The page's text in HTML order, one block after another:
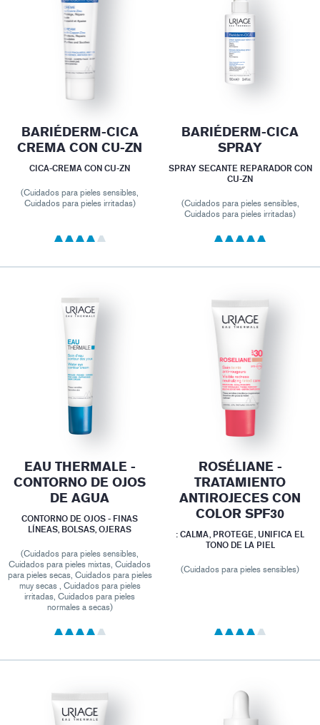
BARIÉDERM-CICA
CREMA CON CU-ZN
CICA-CREMA CON CU-ZN
(Cuidados para pieles sensibles,
Cuidados para pieles irritadas)
BARIÉDERM-CICA
SPRAY
SPRAY SECANTE REPARADOR CON
CU-ZN
(Cuidados para pieles sensibles,
Cuidados para pieles irritadas)
EAU THERMALE -
CONTORNO DE OJOS
DE AGUA
CONTORNO DE OJOS - FINAS
LÍNEAS, BOLSAS, OJERAS
(Cuidados para pieles sensibles,
Cuidados para pieles mixtas, Cuidados
para pieles secas, Cuidados para pieles
muy secas , Cuidados para pieles
irritadas, Cuidados para pieles
normales a secas)
ROSÉLIANE -
TRATAMIENTO
ANTIROJECES CON
COLOR SPF30
: CALMA, PROTEGE, UNIFICA EL
TONO DE LA PIEL
(Cuidados para pieles sensibles)